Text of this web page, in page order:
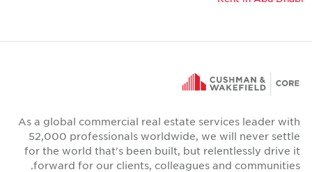
As a global commercial real estate services leader with
52,000 professionals worldwide, we will never settle
for the world that's been built, but relentlessly drive it
forward for our clients, colleagues and communities.